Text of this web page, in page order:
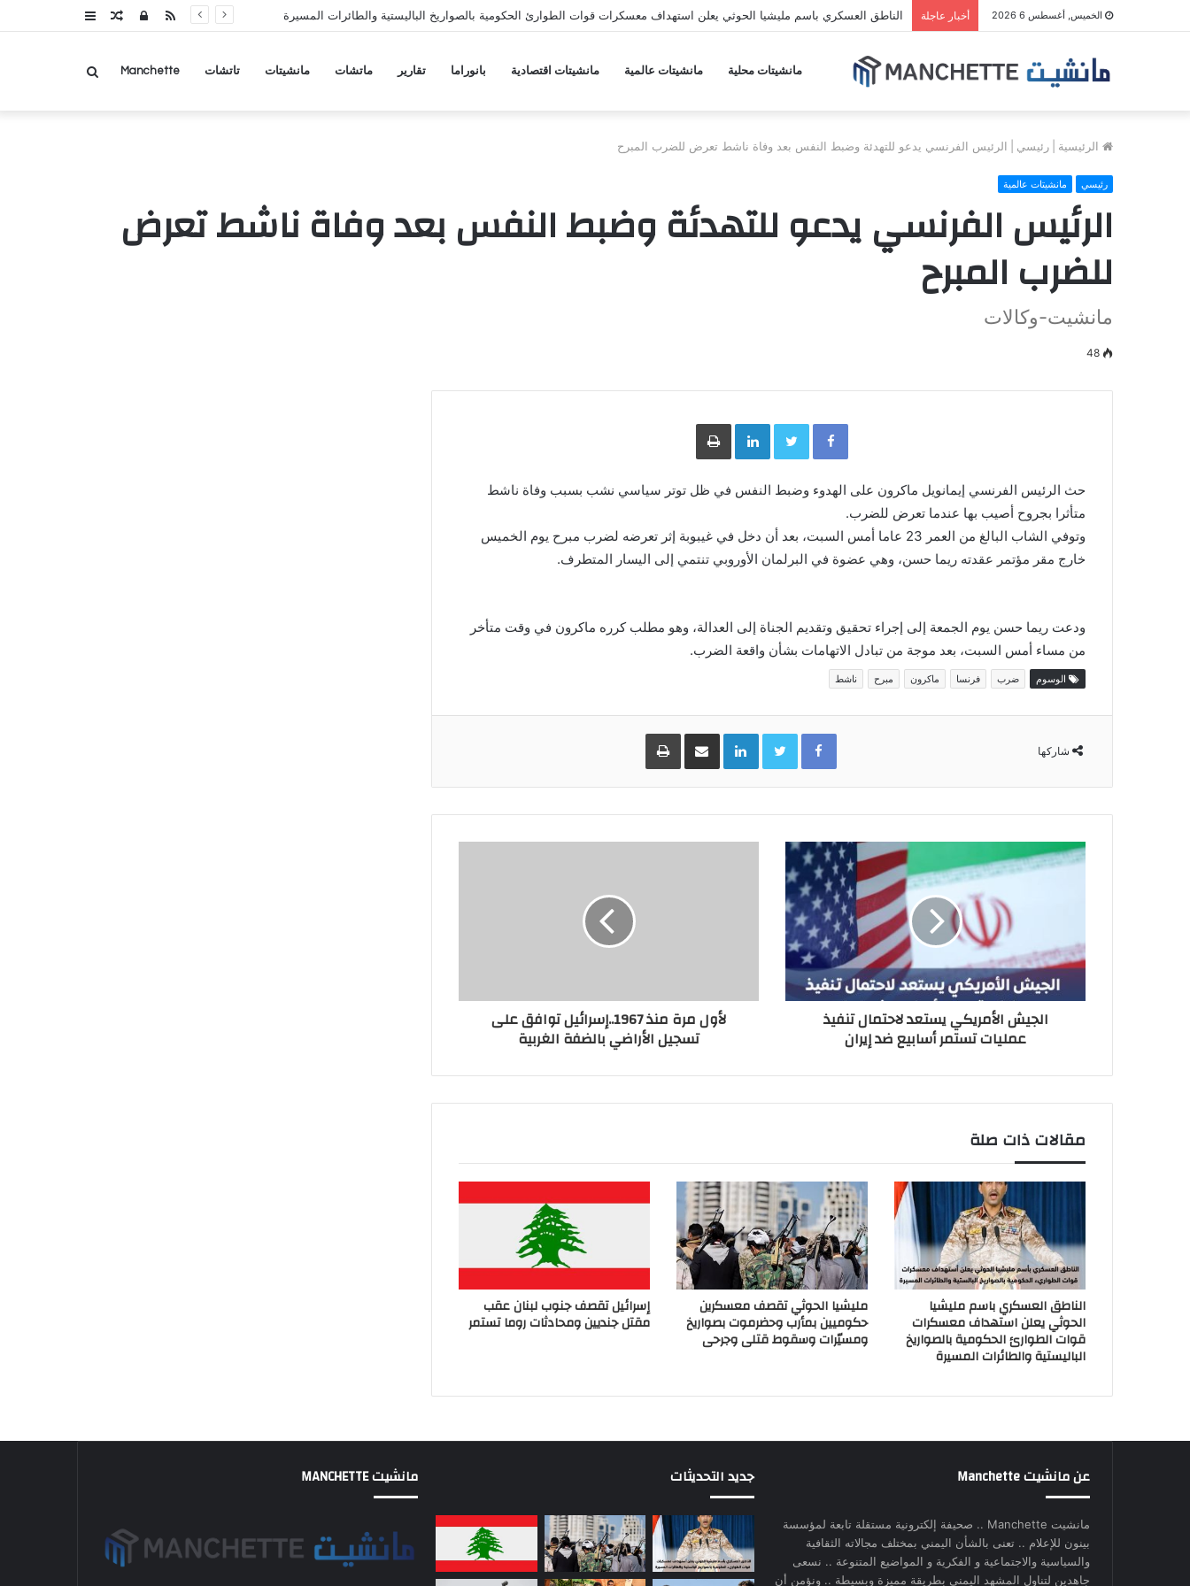
الخميس, أغسطس 6 2026 أخبار عاجلة الناطق العسكري باسم مليشيا الحوثي يعلن استهداف معسكرات قوات الطوارئ الحكومية بالصواريخ الباليستية والطائرات المسيرة عمودمقالتسجيلRSS
مانشيتات محلية مانشيتات عالمية مانشيتات اقتصادية بانوراما تقارير ماتشات مانشيتات تاتشات Manchette بحث
الرئيسية رئيسي الرئيس الفرنسي يدعو للتهدئة وضبط النفس بعد وفاة ناشط تعرض للضرب المبرح
رئيسي مانشيتات عالمية
الرئيس الفرنسي يدعو للتهدئة وضبط النفس بعد وفاة ناشط تعرض
للضرب المبرح
مانشيت-وكالات
48
Facebook
Twitter
LinkedInطباعة
حث الرئيس الفرنسي إيمانويل ماكرون على الهدوء وضبط النفس في ظل توتر سياسي نشب بسبب وفاة ناشط
متأثرا بجروح أصيب بها عندما تعرض للضرب.
وتوفي الشاب البالغ من العمر 23 عاما أمس السبت، بعد أن دخل في غيبوبة إثر تعرضه لضرب مبرح يوم الخميس
خارج مقر مؤتمر عقدته ريما حسن، وهي عضوة في البرلمان الأوروبي تنتمي إلى اليسار المتطرف.
ودعت ريما حسن يوم الجمعة إلى إجراء تحقيق وتقديم الجناة إلى العدالة، وهو مطلب كرره ماكرون في وقت متأخر
من مساء أمس السبت، بعد موجة من تبادل الاتهامات بشأن واقعة الضرب.
الوسوم ضرب فرنسا ماكرون مبرح ناشط
شاركها
Facebook
Twitter
LinkedInمشاركة عبر البريد طباعة
الجيش الأمريكي يستعد لاحتمال تنفيذ
عمليات تستمر أسابيع ضد إيران
لأول مرة منذ 1967..إسرائيل توافق على
تسجيل الأراضي بالضفة الغربية
مقالات ذات صلة
الناطق العسكري باسم مليشيا
الحوثي يعلن استهداف معسكرات
قوات الطوارئ الحكومية بالصواريخ
الباليستية والطائرات المسيرة
مليشيا الحوثي تقصف معسكرين
حكوميين بمأرب وحضرموت بصواريخ
ومسيّرات وسقوط قتلى وجرحى
إسرائيل تقصف جنوب لبنان عقب
مقتل جنديين ومحادثات روما تستمر
عن مانشيت Manchette
مانشيت Manchette .. صحيفة إلكترونية مستقلة تابعة لمؤسسة
بينون للإعلام .. تعنى بالشأن اليمني بمختلف مجالاته الثقافية
والسياسية والاجتماعية و الفكرية و المواضيع المتنوعة .. نسعى
جاهدين لتناول المشهد اليمني بطريقة مميزة وبسيطة .. ونؤمن أن
جديد التحديثات مانشيت MANCHETTE